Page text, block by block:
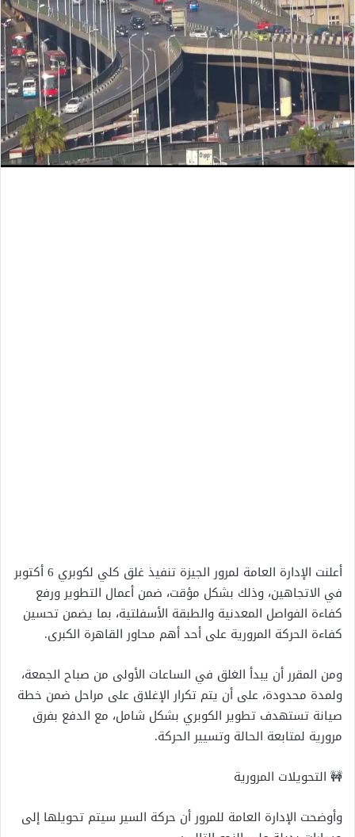
أعلنت الإدارة العامة لمرور الجيزة تنفيذ غلق كلي لكوبري 6 أكتوبر
في الاتجاهين، وذلك بشكل مؤقت، ضمن أعمال التطوير ورفع
كفاءة الفواصل المعدنية والطبقة الأسفلتية، بما يضمن تحسين
كفاءة الحركة المرورية على أحد أهم محاور القاهرة الكبرى.
ومن المقرر أن يبدأ الغلق في الساعات الأولى من صباح الجمعة،
ولمدة محدودة، على أن يتم تكرار الإغلاق على مراحل ضمن خطة
صيانة تستهدف تطوير الكوبري بشكل شامل، مع الدفع بفرق
مرورية لمتابعة الحالة وتسيير الحركة.
🚧 التحويلات المرورية
وأوضحت الإدارة العامة للمرور أن حركة السير سيتم تحويلها إلى